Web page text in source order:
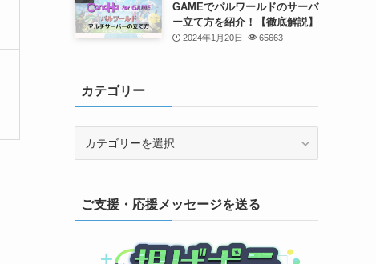
GAMEでパルワールドのサーバ
ー立て方を紹介！【徹底解説】
2024年1月20日 65663
カテゴリー
ーご支援・応援メッセージを送る